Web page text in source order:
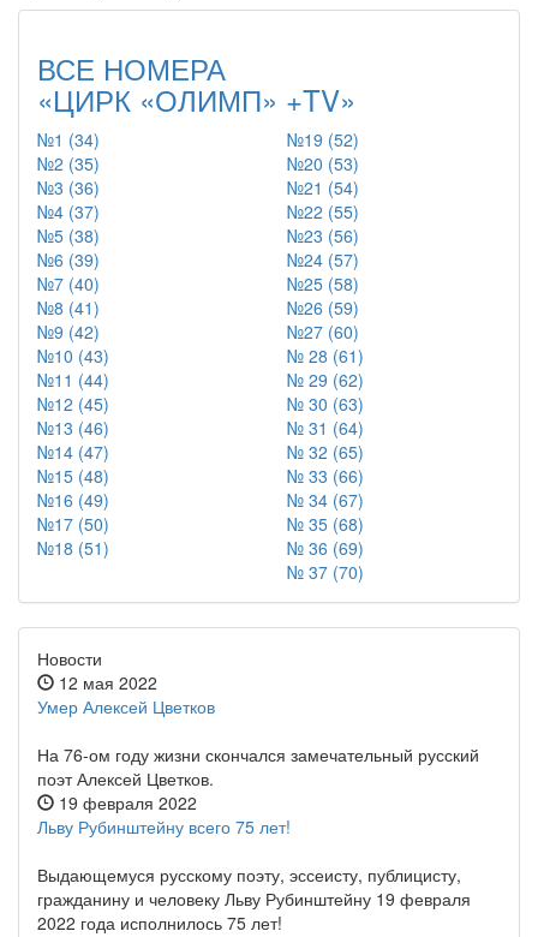
ВСЕ НОМЕРА
«ЦИРК «ОЛИМП» +TV»
№1 (34)
№2 (35)
№3 (36)
№4 (37)
№5 (38)
№6 (39)
№7 (40)
№8 (41)
№9 (42)
№10 (43)
№11 (44)
№12 (45)
№13 (46)
№14 (47)
№15 (48)
№16 (49)
№17 (50)
№18 (51)
№19 (52)
№20 (53)
№21 (54)
№22 (55)
№23 (56)
№24 (57)
№25 (58)
№26 (59)
№27 (60)
№ 28 (61)
№ 29 (62)
№ 30 (63)
№ 31 (64)
№ 32 (65)
№ 33 (66)
№ 34 (67)
№ 35 (68)
№ 36 (69)
№ 37 (70)
Новости
12 мая 2022
Умер Алексей Цветков
На 76-ом году жизни скончался замечательный русский
поэт Алексей Цветков.
19 февраля 2022
Льву Рубинштейну всего 75 лет!
Выдающемуся русскому поэту, эссеисту, публицисту,
гражданину и человеку Льву Рубинштейну 19 февраля
2022 года исполнилось 75 лет!